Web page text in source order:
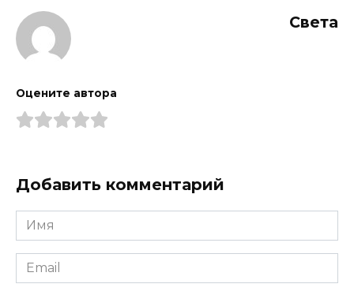
Света
Оцените автора
Добавить комментарий
Имя
*
Email
*